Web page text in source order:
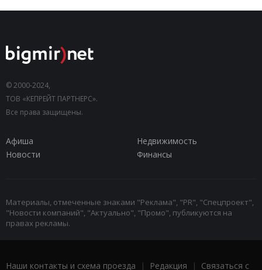
© 2000-2024,
ТОВ «КЕПРЕЙТ ПАРТНЕРС».
Все права защищены.
Афиша
Недвижимость
Новости
Финансы
Материалы, отмеченные знаками "Реклама", "PR", "Спецпроект",
"Новости компаний", "Актуально", "Промо", публикуются на
правах рекламы.
Наши контакты и схема проезда | Редакция | Связаться с